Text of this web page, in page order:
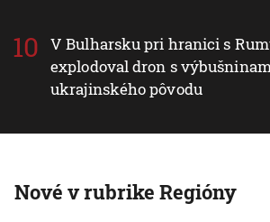
V Bulharsku pri hranici s
explodoval dron s
ukrajinského pôvodu
Nové v rubrike Regióny